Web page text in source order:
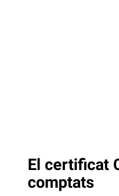
El certificat
comptats